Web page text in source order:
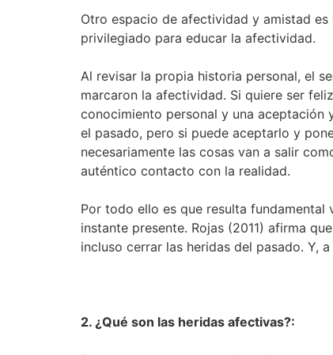
Otro espacio de afectividad y amistad
privilegiado para educar la afectividad.
Al revisar la propia historia personal, el
marcaron la afectividad. Si quiere ser
conocimiento personal y una
el pasado, pero si puede aceptarlo y
necesariamente las cosas van a salir
auténtico contacto con la realidad.
Por todo ello es que resulta
instante presente. Rojas (2011) afirma
incluso cerrar las heridas del pasado. Y,
2. ¿Qué son las heridas afectivas?: